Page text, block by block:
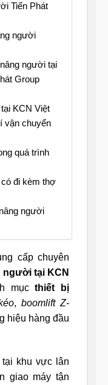
Tiến Phát
người
người tại
Group
KCN Việt
vận chuyển
quá trình
đi kèm thợ
người
cấp chuyên
người tại KCN
mụcthiết bị
, boomlift Z-
hiệu hàng đầu
khu vực lân
giao máy tận